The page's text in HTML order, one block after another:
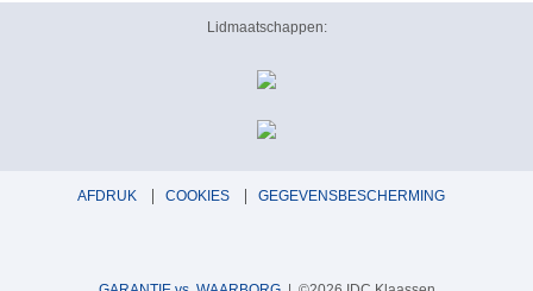
Lidmaatschappen:
AFDRUK COOKIES GEGEVENSBESCHERMING